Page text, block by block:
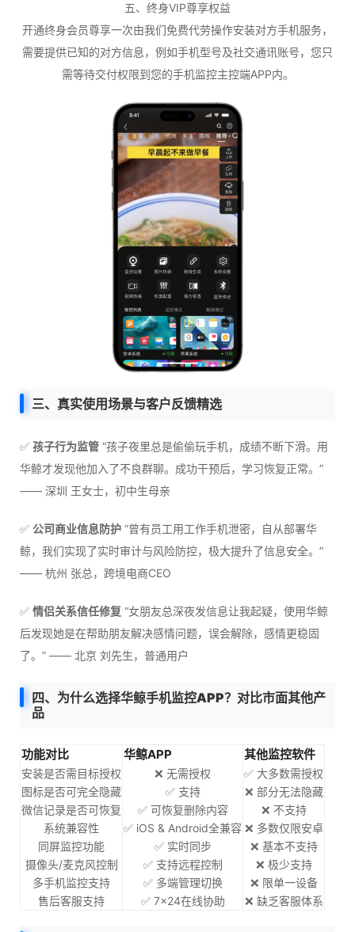
五、终身VIP尊享权益
开通终身会员尊享一次由我们免费代劳操作安装对方手机服务，
需要提供已知的对方信息，例如手机型号及社交通讯账号，您只
需等待交付权限到您的手机监控主控端APP内。
三、真实使用场景与客户反馈精选
✅ 孩子行为监管 “孩子夜里总是偷偷玩手机，成绩不断下滑。用
华鲸才发现他加入了不良群聊。成功干预后，学习恢复正常。”
—— 深圳 王女士，初中生母亲
✅ 公司商业信息防护 “曾有员工用工作手机泄密，自从部署华
鲸，我们实现了实时审计与风险防控，极大提升了信息安全。”
—— 杭州 张总，跨境电商CEO
✅ 情侣关系信任修复 “女朋友总深夜发信息让我起疑，使用华鲸
后发现她是在帮助朋友解决感情问题，误会解除，感情更稳固
了。” —— 北京 刘先生，普通用户
四、为什么选择华鲸手机监控APP？对比市面其他产
品
功能对比 华鲸APP 其他监控软件
安装是否需目标授权 ❌ 无需授权
✅ 大多数需授权
图标是否可完全隐藏
✅ 支持
❌ 部分无法隐藏
微信记录是否可恢复
✅ 可恢复删除内容
❌ 不支持
系统兼容性
✅ iOS & Android全兼容 ❌ 多数仅限安卓
同屏监控功能
✅ 实时同步
❌ 基本不支持
摄像头/麦克风控制
✅ 支持远程控制
❌ 极少支持
多手机监控支持
✅ 多端管理切换
❌ 限单一设备
售后客服支持
✅ 7×24在线协助 ❌ 缺乏客服体系